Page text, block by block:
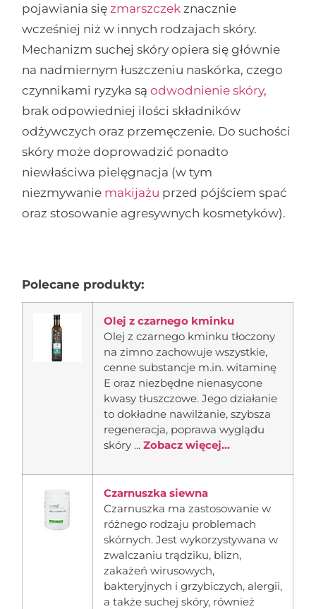
pojawiania sięzmarszczek znacznie
wcześniej niż w innych rodzajach skóry.
Mechanizm suchej skóry opiera się głównie
na nadmiernym łuszczeniu naskórka, czego
czynnikami ryzyka sąodwodnienie skóry,
brak odpowiedniej ilości składników
odżywczych oraz przemęczenie. Do suchości
skóry może doprowadzić ponadto
niewłaściwa pielęgnacja (w tym
niezmywanie makijażu przed pójściem spać
oraz stosowanie agresywnych kosmetyków).
Polecane produkty:
Olej z czarnego kminku
Olej z czarnego kminku tłoczony
na zimno zachowuje wszystkie,
cenne substancje m.in. witaminę
E oraz niezbędne nienasycone
kwasy tłuszczowe. Jego działanie
to dokładne nawilżanie, szybsza
regeneracja, poprawa wyglądu
skóry ...Zobacz więcej...
Czarnuszka siewna
Czarnuszka ma zastosowanie w
różnego rodzaju problemach
skórnych. Jest wykorzystywana w
zwalczaniu trądziku, blizn,
zakażeń wirusowych,
bakteryjnych i grzybiczych, alergii,
a także suchej skóry, również